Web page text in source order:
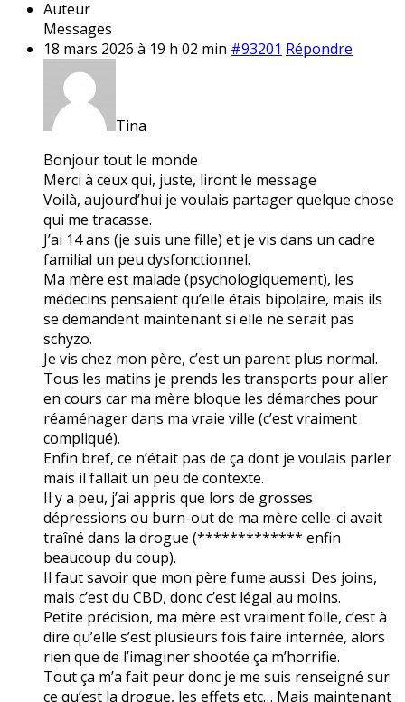
Auteur
Messages
18 mars 2026 à 19 h 02 min #93201 Répondre
Tina
Bonjour tout le monde
Merci à ceux qui, juste, liront le message
Voilà, aujourd’hui je voulais partager quelque chose
qui me tracasse.
J’ai 14 ans (je suis une fille) et je vis dans un cadre
familial un peu dysfonctionnel.
Ma mère est malade (psychologiquement), les
médecins pensaient qu’elle étais bipolaire, mais ils
se demandent maintenant si elle ne serait pas
schyzo.
Je vis chez mon père, c’est un parent plus normal.
Tous les matins je prends les transports pour aller
en cours car ma mère bloque les démarches pour
réaménager dans ma vraie ville (c’est vraiment
compliqué).
Enfin bref, ce n’était pas de ça dont je voulais parler
mais il fallait un peu de contexte.
Il y a peu, j’ai appris que lors de grosses
dépressions ou burn-out de ma mère celle-ci avait
traîné dans la drogue (************* enfin
beaucoup du coup).
Il faut savoir que mon père fume aussi. Des joins,
mais c’est du CBD, donc c’est légal au moins.
Petite précision, ma mère est vraiment folle, c’est à
dire qu’elle s’est plusieurs fois faire internée, alors
rien que de l’imaginer shootée ça m’horrifie.
Tout ça m’a fait peur donc je me suis renseigné sur
ce qu’est la drogue, les effets etc… Mais maintenant